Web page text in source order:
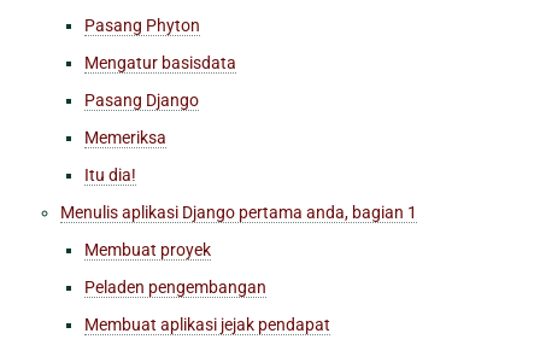
Pasang Phyton
Mengatur basisdata
Pasang Django
Memeriksa
Itu dia!
Menulis aplikasi Django pertama anda, bagian 1
Membuat proyek
Peladen pengembangan
Membuat aplikasi jejak pendapat